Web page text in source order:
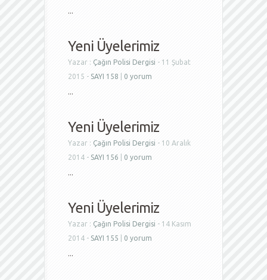
...
Yeni Üyelerimiz
Yazar : Çağın Polisi Dergisi - 11 Şubat
2015 - SAYI 158
0 yorum
...
Yeni Üyelerimiz
Yazar : Çağın Polisi Dergisi - 10 Aralık
2014 - SAYI 156
0 yorum
...
Yeni Üyelerimiz
Yazar : Çağın Polisi Dergisi - 14 Kasım
2014 - SAYI 155
0 yorum
...